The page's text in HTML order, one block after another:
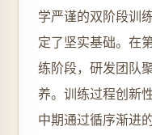
学严谨的双阶段训
定了坚实基础。在
练阶段，研发团队
养。训练过程创新
中期通过循序渐进